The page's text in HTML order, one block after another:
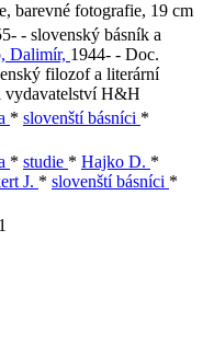
barevné fotografie, 19 cm
- slovenský básník a
Dalimír, 1944- - Doc.
filozof a literární
vydavatelství H&H
* slovenští básníci *
* studie * Hajko D. *
J. * slovenští básníci *